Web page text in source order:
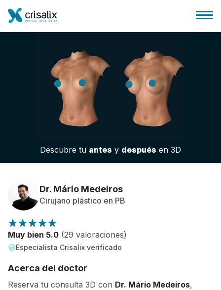
Página de inicio
Plataforma 3D de negocio
Planes y Precios
Reseñas de pacientes
Descubre tu antes y después en 3D
Dr. Mário Medeiros
Cirujano plástico en PB
Muy bien 5.0 (29 valoraciones)
Especialista Crisalix verificado
Acerca del doctor
Reserva tu consulta 3D con Dr. Mário Medeiros,